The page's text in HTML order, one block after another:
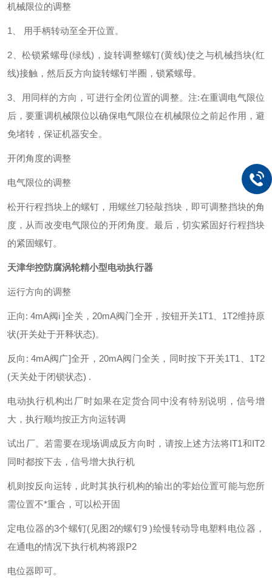
机械限位的调整
1、 用手柄转动至全开位置。
2、松锁紧螺母(绿线)，旋转调整螺钉(黄线)使之与机械挡块(红
线)接触，然后反方向旋转螺钉半圈，锁紧螺母。
3、用同样的方向，可进行全闭位置的调整。注:在重调电气限位
后，要重调机械限位以确保电气限位在机械限位之前起作用，避
免堵转，保证机器安全。
开闭角度的调整
电气限位的调整
松开行程挡块上的螺钉，用螺丝刀轻敲挡块，即可调整挡块的角
度，从而改变电气限位的开闭角度。最后，切实紧固好行程挡块
的紧固螺钉。
天津华控防腐涡轮精小型电动执行器
运行方向的调整
正向: 4mA阀i ]全关，20mA阀门全开，按钮开关1T1、1T2维持原
状(开关处于开释状态)。
反向: 4mA阀广]全开，20mA阀门全关，同时按下开关1T1、1T2
(天关处于闭锁状态) .
电动执行机构出厂时如果在定货合同中没有特别说明，信号增
大，执行顺均按正方向运转调
试出厂。若需要在现场调成反方向时，请按上述方法将IT1和IT2
同时都按下去，信号增大执行机
机则按反向运转，此时其执行机构的输出的零始位置可能与您所
需位置不*重合，可以松开固
定电位器的3个螺钉(见图2的螺钉9 )绘慢转动导电塑料电位器，
在通电的情况下执行机构将跟P2
电位器即可。